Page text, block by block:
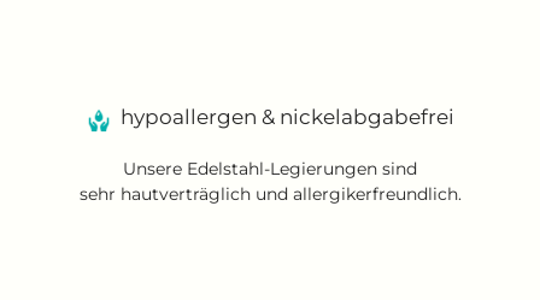
hypoallergen & nickelabgabefrei
Unsere Edelstahl-Legierungen sind
sehr hautverträglich und allergikerfreundlich.